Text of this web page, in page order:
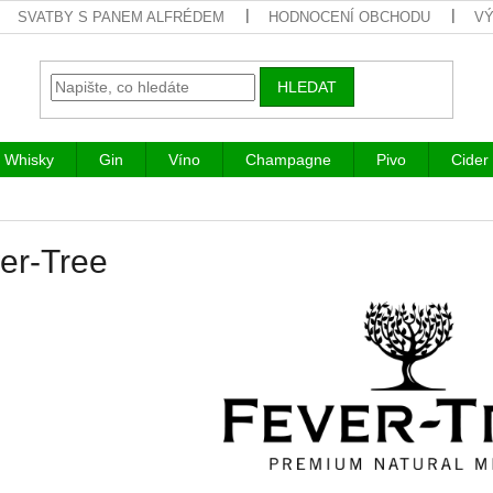
SVATBY S PANEM ALFRÉDEM HODNOCENÍ OBCHODU
HLEDAT
Whisky Gin Víno Champagne Pivo Cider
Tree